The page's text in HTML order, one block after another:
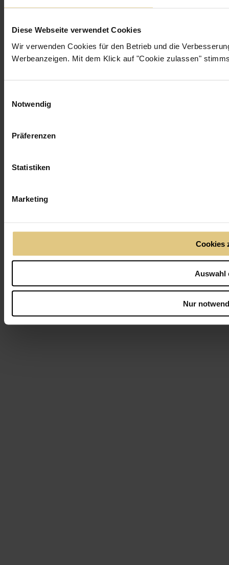
Diese Webseite verwendet Cookies
Wir verwenden Cookies für den Betrieb und die
Werbeanzeigen. Mit dem Klick auf "Cookie zulassen"
Notwendig
Präferenzen
Statistiken
Marketing
Cookies
Auswahl
Nur
Smart Home Rollos
Vorhangstangen
Alu-Jalousien
Holzjalousien
Insektenschutz
Instagram
3b8cb71 · production · 2026-08-05T14:35:19.540Z